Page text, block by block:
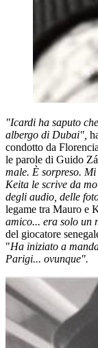
"Icardi ha saputo
albergo di Dubai",
condotto da
le parole di Guido
male. È sorpreso.
Keita le scrive da
degli audio, delle
legame tra Mauro e
amico... era solo un
del giocatore
"Ha iniziato a
Parigi... ovunque".